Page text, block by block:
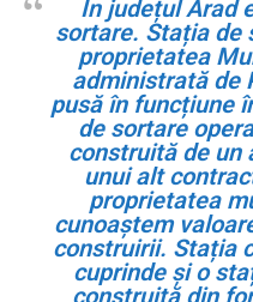
În județul Arad
sortare. Stația de
proprietatea
administrată de
pusă în funcțiune
de sortare
construită de un
unui alt
proprietatea
cunoaștem
construirii. Stația
cuprinde și o
construită din